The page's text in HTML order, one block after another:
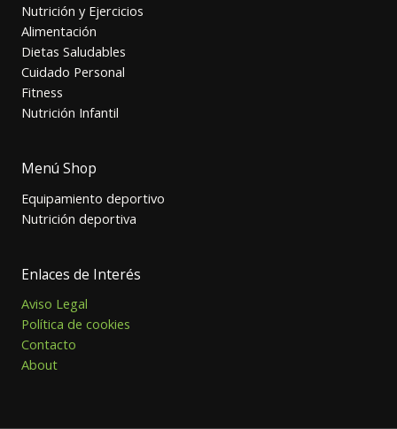
Nutrición y Ejercicios
Alimentación
Dietas Saludables
Cuidado Personal
Fitness
Nutrición Infantil
Menú Shop
Equipamiento deportivo
Nutrición deportiva
Enlaces de Interés
Aviso Legal
Política de cookies
Contacto
About